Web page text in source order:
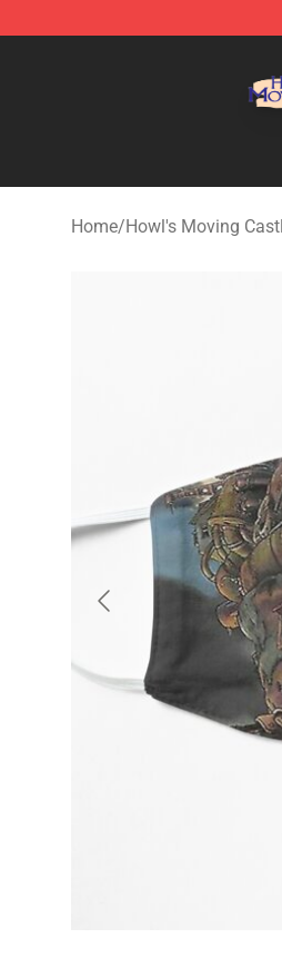
Howl's Moving Castle
Home/Howl's Moving